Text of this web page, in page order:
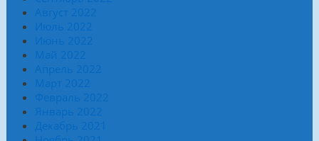
Август 2022
Июль 2022
Июнь 2022
Май 2022
Апрель 2022
Март 2022
Февраль 2022
Январь 2022
Декабрь 2021